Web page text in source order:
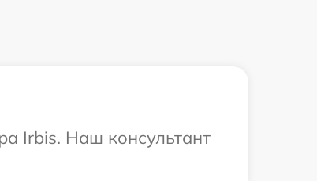
Irbis. Наш консультант